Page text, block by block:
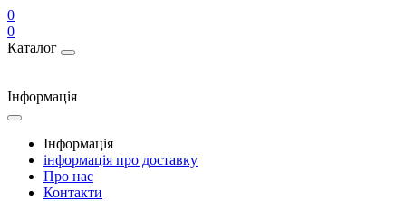
0
0
Каталог
Інформація
Інформація
інформація про доставку
Про нас
Контакти